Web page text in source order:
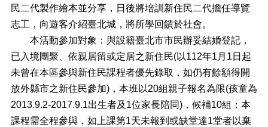
資
料
專
防
救
災
資
訊
民二代製作繪本並分享，日後將培訓新住民二代擔任導覽
志工，向遊客介紹臺北城，將所學回饋於社會。
本活動參加對象：與設籍臺北市市民辦妥結婚登記，
已入境團聚、依親居留或定居之新住民(以112年1月1日起
未曾在本區參與新住民課程者優先錄取，如仍有餘額得開
放外縣市之新住民參加)，本班以20組親子報名為限(孩童為
2013.9.2-2017.9.1出生者及1位家長陪同)，候補10組；本
課程需全程參與，如上課第1天未報到或缺堂達1堂者以棄